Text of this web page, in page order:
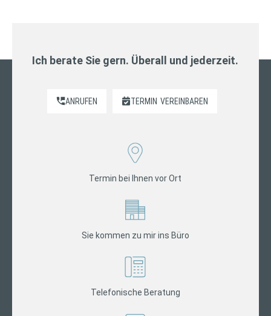
Ich berate Sie gern. Überall und jederzeit.
ANRUFEN TERMIN VEREINBAREN
Termin bei Ihnen vor Ort
Sie kommen zu mir ins Büro
Telefonische Beratung